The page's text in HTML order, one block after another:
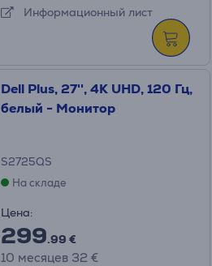
Информационный лист
Dell Plus, 27'', 4K UHD, 120 Гц,
белый - Монитор
S2725QS
На складе
Цена:
299.99 €
10 месяцев 32 €